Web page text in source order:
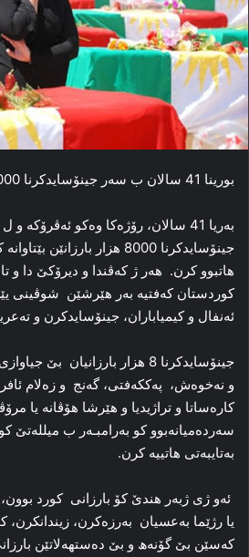
بورینا 41 سالان ب سەر جینۆسایدکرنا 8000 بارزانییان
جینۆسایدكرنا 8000 هزار
هاتبوو کرن. هەر ژ کەڤندا و دیرۆکێ دا و تا
کوردستان کەفتیە بەر هێرشێن شوڤینی
ئەنفال و کیمیاباران، جینۆسایدکرن و
جینۆسایدكرنا 8 هزار بارزانیان
و نەخوەش، پەككەفتی، گەنج و زەلام
كارەساتا و تراژیدیا و هێرشا هۆڤانە یا
سەردەمیانەبوو كو بەرامبـەر ب میللەتێ
بەتایبەتی هاتییە کرن.
ئەو ژی ژبەر هندێ کۆ بارزانی كورد
یا رژێما بەعسیان بەرزەکرن،
کەسێن بێ گۆنەھ و بێ دەستھەلاتێن